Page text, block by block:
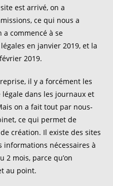
est arrivé, on a
ce qui nous a
a commencé à se
en janvier 2019, et la
2019.
il y a forcément les
dans les journaux et
on a fait tout par nous-
ce qui permet de
création. Il existe des sites
nécessaires à
2 mois, parce qu’on
au point.